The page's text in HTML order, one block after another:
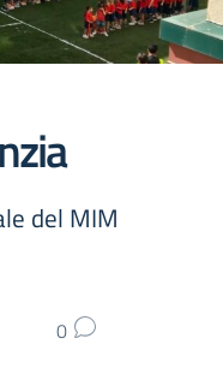
del MIM
0